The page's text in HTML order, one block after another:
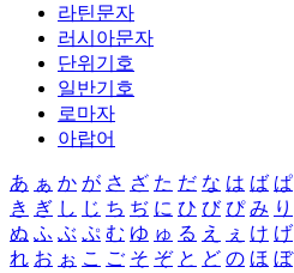
라틴문자
러시아문자
단위기호
일반기호
로마자
아랍어
あ ぁ か が さ ざ た だ な は ば ぱ
き ぎ し じ ち ぢ に ひ び ぴ み り
ぬ ふ ぶ ぷ む ゆ ゅ る え ぇ け げ
れ お ぉ こ ご そ ぞ と ど の ほ ぼ